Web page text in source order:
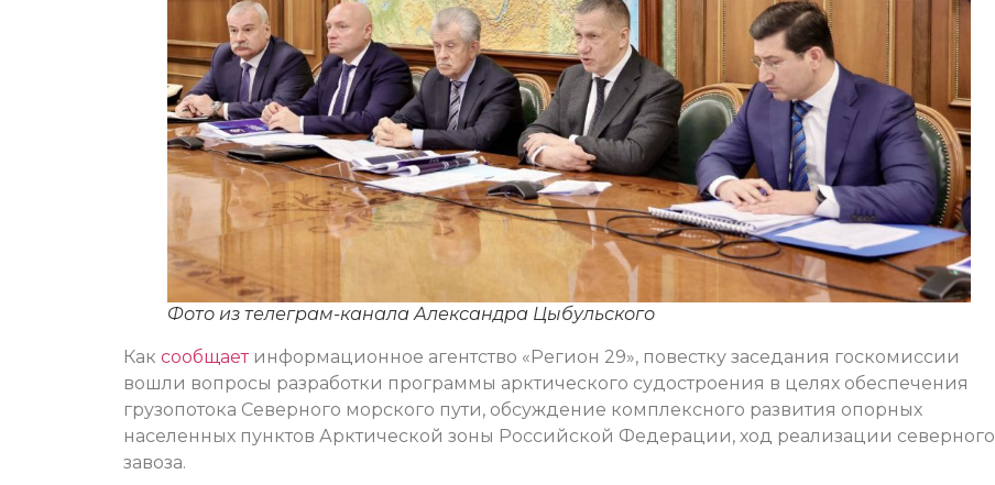
Фото из телеграм-канала Александра Цыбульского
Как сообщаетинформационное агентство «Регион 29», повестку заседания госкомиссии
вошли вопросы разработки программы арктического судостроения в целях обеспечения
грузопотока Северного морского пути, обсуждение комплексного развития опорных
населенных пунктов Арктической зоны Российской Федерации, ход реализации северного
завоза.